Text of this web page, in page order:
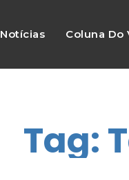
Notícias Coluna Do
Tag: